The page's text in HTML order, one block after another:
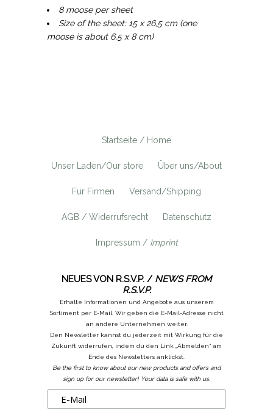
8 moose per sheet
Size of the sheet: 15 x 26,5 cm (one
moose is about 6,5 x 8 cm)
Startseite / Home
Unser Laden/Our store Über uns/About
Für Firmen Versand/Shipping
AGB / Widerrufsrecht Datenschutz
Impressum / Imprint
NEUES VON R.S.V.P. / NEWS FROM
R.S.V.P.
Erhalte Informationen und Angebote aus unserem
Sortiment per E-Mail. Wir geben die E-Mail-Adresse nicht
an andere Unternehmen weiter.
Den Newsletter kannst du jederzeit mit Wirkung für die
Zukunft widerrufen, indem du den Link „Abmelden“ am
Ende des Newsletters anklickst.
Be the first to know about our new products and offers and
sign up for our newsletter! Your data is safe with us.